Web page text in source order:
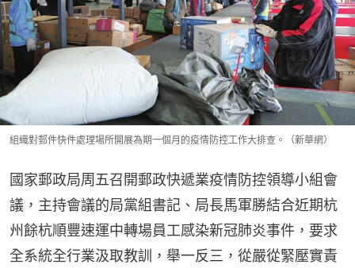
組織對郵件快件處理場所開展為期一個月的疫情防控工作大排查。（新華網）
國家郵政局周五召開郵政快遞業疫情防控領導小組會
議，主持會議的局黨組書記、局長馬軍勝結合近期杭
州餘杭順豐速運中轉場員工感染新冠肺炎事件，要求
全系統全行業汲取教訓，舉一反三，從嚴從緊壓實責